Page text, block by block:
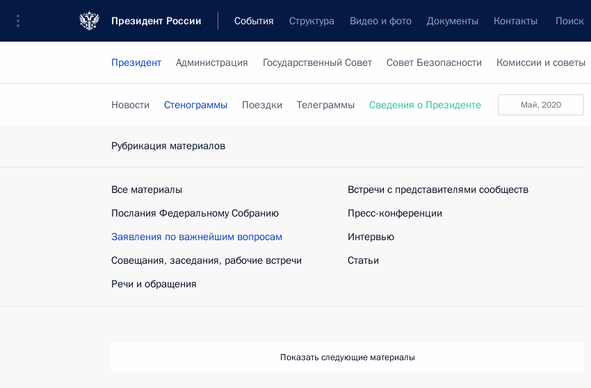
Президент России События Структура Видео и фото Документы Контакты Поиск
Президент Администрация Государственный Совет Совет Безопасности Комиссии и советы
май, 2020
Новости Стенограммы Поездки Телеграммы Сведения о Президенте
Рубрикация материалов
Все материалы
Послания Федеральному Собранию
Заявления по важнейшим вопросам
Совещания, заседания, рабочие встречи
Речи и обращения
Встречи с представителями сообществ
Пресс-конференции
Интервью
Статьи
Показать следующие материалы